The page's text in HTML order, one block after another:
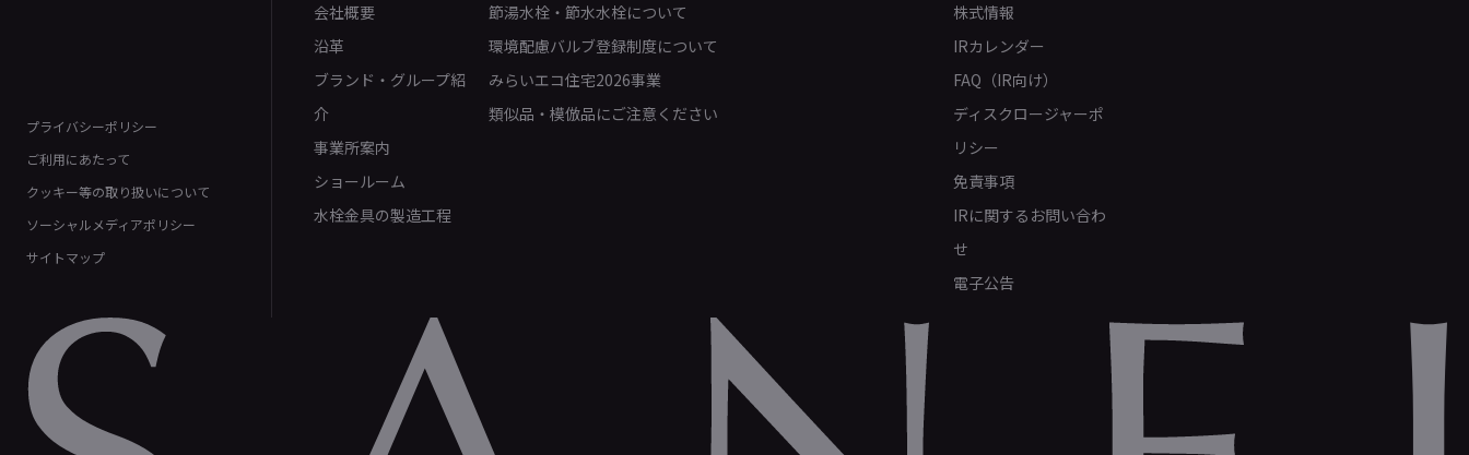
プライバシーポリシー
ご利用にあたって
クッキー等の取り扱いについて
ソーシャルメディアポリシー
サイトマップ
会社概要
沿革
ブランド・グループ紹
介
事業所案内
ショールーム
水栓金具の製造工程
節湯水栓・節水水栓について
環境配慮バルブ登録制度について
みらいエコ住宅2026事業
類似品・模倣品にご注意ください
株式情報
IRカレンダー
FAQ（IR向け）
ディスクロージャーポ
リシー
免責事項
IRに関するお問い合わ
せ
電子公告